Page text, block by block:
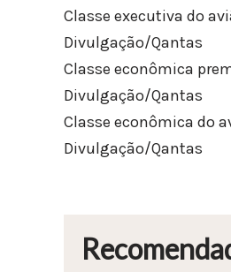
Classe executiva do
Divulgação/Qantas
Classe econômica
Divulgação/Qantas
Classe econômica do
Divulgação/Qantas